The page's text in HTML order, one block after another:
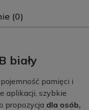
(0)
biały
pamięci i
aplikacji, szybkie
propozycja dla osób,